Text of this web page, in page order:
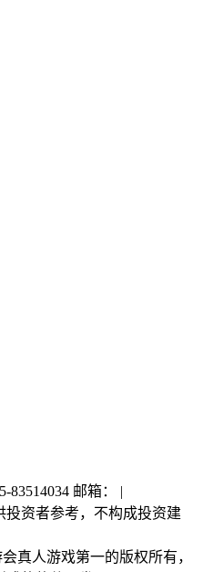
83514034 邮箱： |
资者参考，不构成投资建
真人游戏第一的版权所有，